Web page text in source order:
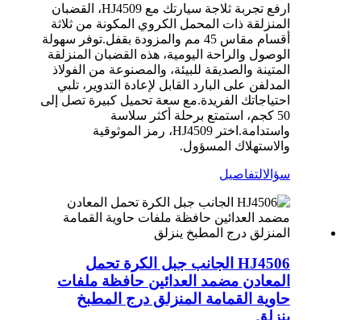
ارفع تجربة ثلاجة سيارتك مع HJ4509، القضبان
المنزلقة ذات المحمل الكروي المكونة من ثلاثة
أقسام مقاس 45 مم والمزودة بقفل.توفر سهولة
الوصول والراحة اليومية، هذه القضبان المنزلقة
المتينة والصديقة للبيئة، والمصنوعة من الفولاذ
المدلفن على البارد القابل لإعادة التدوير، تلبي
احتياجاتك الفريدة.مع سعة تحميل كبيرة تصل إلى
50 كجم، استمتع برحلة أكثر سلاسة
واستدامة.اختر HJ4509، رمز الموثوقية
والاستهلاك المسؤول.
سؤالالتفاصيل
HJ4506 الجانب جبل الكرة تحمل
المعادن مضمد العدائين حافظة ملفات
حاوية القمامة المنزلق درج المطبخ
ينزلق